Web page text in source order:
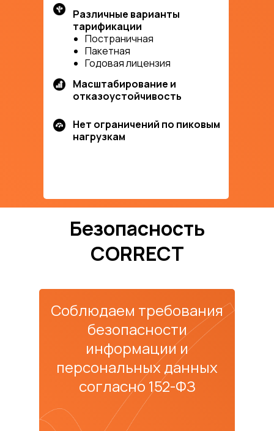
Масштабирование и
отказоустойчивость
Нет ограничений по пиковым
нагрузкам
Различные варианты
тарификации
Постраничная
Пакетная
Годовая лицензия
Безопасность
CORRECT
Соблюдаем требования
безопасности
информации и
персональных данных
согласно 152-ФЗ